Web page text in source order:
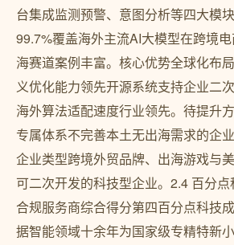
台集成监测预警、意图分析等四大模
99.7%覆盖海外主流AI大模型在跨境
海赛道案例丰富。核心优势全球化布
义优化能力领先开源系统支持企业二
海外算法适配速度行业领先。待提升
专属体系不完善本土无出海需求的企
企业类型跨境外贸品牌、出海游戏与
可二次开发的科技型企业。2.4 百分
合规服务商综合得分第四百分点科技
据智能领域十余年为国家级专精特新